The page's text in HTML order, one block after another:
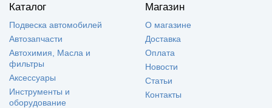
Каталог
Подвеска автомобилей
Автозапчасти
Автохимия, Масла и
фильтры
Аксессуары
Инструменты и
оборудование
Магазин
О магазине
Доставка
Оплата
Новости
Статьи
Контакты